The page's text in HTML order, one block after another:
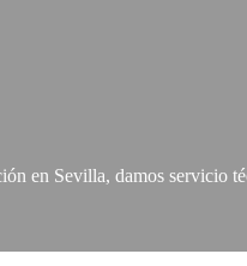
en Sevilla, damos servicio